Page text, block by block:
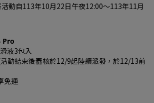
動自113年10月22日午夜12:00～113年11月
Pro
液3包入
動結束後審核於12/9起陸續派發，於12/13前
免運